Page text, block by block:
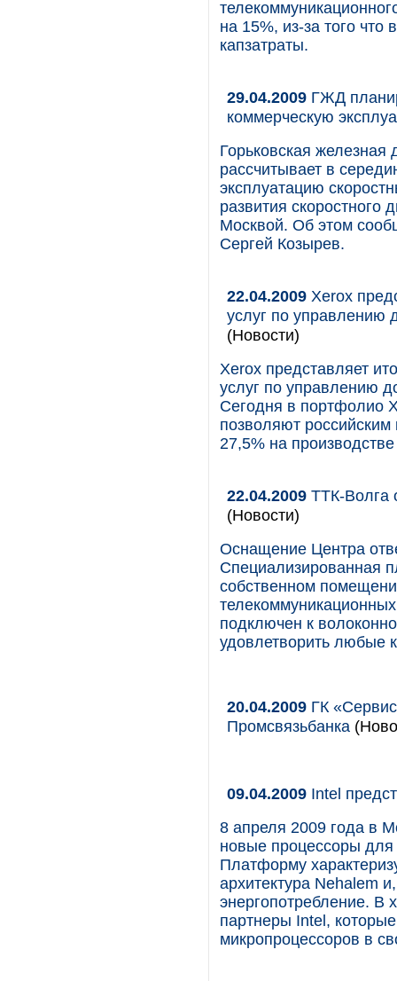
на 15%, из-за того что
капзатраты.
29.04.2009 ГЖД
коммерческую
Горьковская
рассчитывает в
эксплуатацию
развития
Москвой. Об этом
Сергей Козырев.
22.04.2009 Xerox
услуг по управлению
(Новости)
Xerox представляет
услуг по управлению
Сегодня в портфолио
позволяют
27,5% на
22.04.2009 ТТК-Волга
(Новости)
Оснащение Центра
Специализированная
собственном
подключен к
удовлетворить любые
20.04.2009 ГК
Промсвязьбанка
09.04.2009 Intel
8 апреля 2009 года в
новые процессоры для
Платформу
архитектура Nehalem
энергопотребление. В
партнеры Intel,
микропроцессоров в